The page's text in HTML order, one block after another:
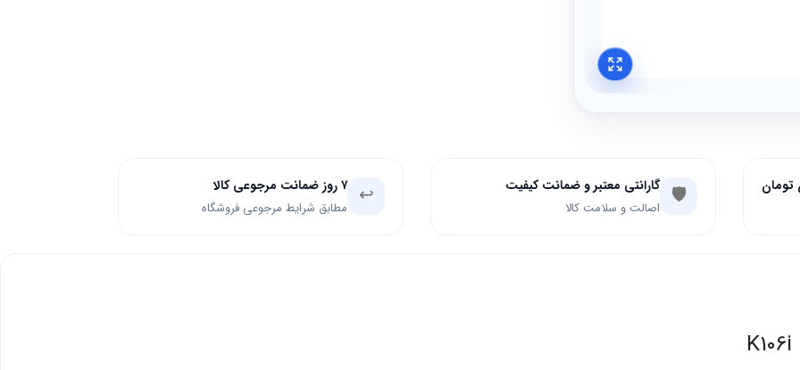
🛡️ گارانتی معتبر و ضمانت کیفیت
اصالت و سلامت کالا ↩️ ۷ روز ضمانت مرجوعی کالا
مطابق شرایط مرجوعی فروشگاه